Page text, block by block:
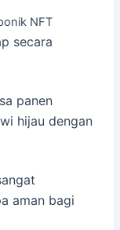
NFT
secara
panen
hijau dengan
aman bagi